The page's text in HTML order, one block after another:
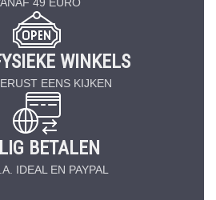
WINKELS
EENS KIJKEN
BETALEN
IDEAL EN PAYPAL